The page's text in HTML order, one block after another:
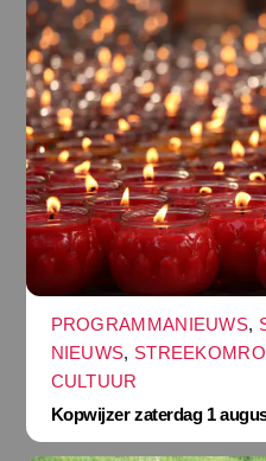
PROGRAMMANIEUWS,
NIEUWS,
CULTUUR
Kopwijzer zaterdag 1